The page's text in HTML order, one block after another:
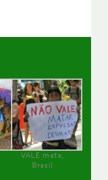
VALE mata,
Brasil